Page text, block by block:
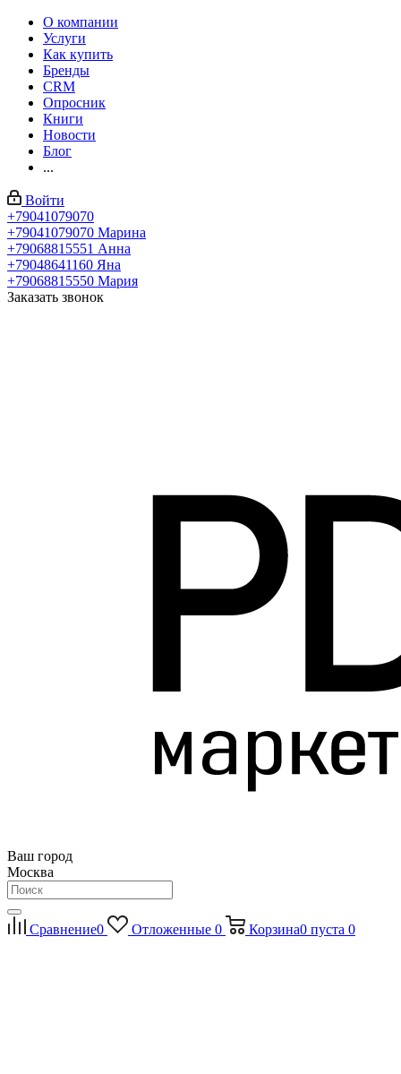
О компании
Услуги
Как купить
Бренды
CRM
Опросник
Книги
Новости
Блог
...
Войти
+79041079070
+79041079070 Марина
+79068815551 Анна
+79048641160 Яна
+79068815550 Мария
Заказать звонок
Ваш город
Москва
Сравнение0 Отложенные 0 Корзина0 пуста 0